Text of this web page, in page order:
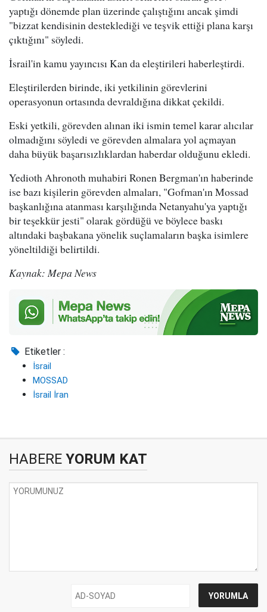
yaptığı dönemde plan üzerinde çalıştığını ancak şimdi
"bizzat kendisinin desteklediği ve teşvik ettiği plana karşı
çıktığını" söyledi.
İsrail'in kamu yayıncısı Kan da eleştirileri haberleştirdi.
Eleştirilerden birinde, iki yetkilinin görevlerini
operasyonun ortasında devraldığına dikkat çekildi.
Eski yetkili, görevden alınan iki ismin temel karar alıcılar
olmadığını söyledi ve görevden almalara yol açmayan
daha büyük başarısızlıklardan haberdar olduğunu ekledi.
Yedioth Ahronoth muhabiri Ronen Bergman'ın haberinde
ise bazı kişilerin görevden almaları, "Gofman'ın Mossad
başkanlığına atanması karşılığında Netanyahu'ya yaptığı
bir teşekkür jesti" olarak gördüğü ve böylece baskı
altındaki başbakana yönelik suçlamaların başka isimlere
yöneltildiği belirtildi.
Kaynak: Mepa News
Etiketler :
İsrail
MOSSAD
İsrail İran
HABERE YORUM KAT